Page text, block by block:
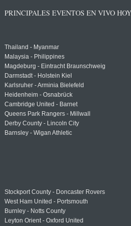
PRINCIPALES EVENTOS EN VIVO HOY
Thailand - Myanmar
Malaysia - Philippines
Magdeburg - Eintracht Braunschweig
Darmstadt - Holstein Kiel
Karlsruher - Arminia Bielefeld
Heidenheim - Osnabrück
Cambridge United - Barnet
Queens Park Rangers - Millwall
Derby County - Lincoln City
Barnsley - Wigan Athletic
Stockport County - Doncaster Rovers
West Ham United - Portsmouth
Burnley - Notts County
Leyton Orient - Oxford United